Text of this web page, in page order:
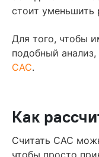
стоит уменьшить
Для того, чтобы
подобный
CAC.
Как
Считать CAC
чтобы просто